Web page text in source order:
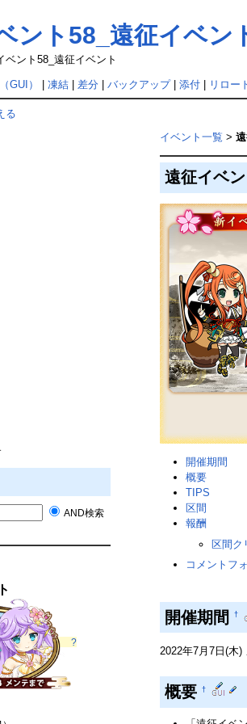
ント58_遠征イベン
ベント58_遠征イベント
GUI） 凍結| 差分| バックアップ| 添付| リロー
る
AND検索
?
イベント一覧 >
遠征イベ
開催期間
概要
TIPS
区間
報酬
区間ク
コメントフ
開催期間 †
2022年7月7日(木)
概要 †